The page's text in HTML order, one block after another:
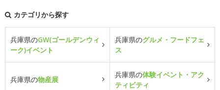
カテゴリから探す
兵庫県のGW(ゴールデンウィ
ーク)イベント
兵庫県のグルメ・フードフェ
ス
兵庫県の物産展
兵庫県の体験イベント・アク
ティビティ